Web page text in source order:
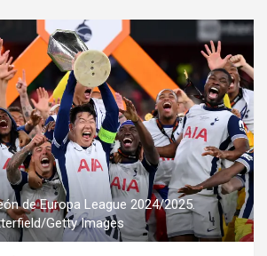
de Europa League 2024/2025.
Getty Images